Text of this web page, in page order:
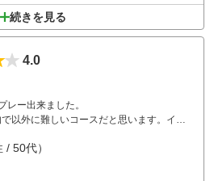
続きを見る
4.0
レー出来ました。
以外に難しいコースだと思います。イン
/ 50代）